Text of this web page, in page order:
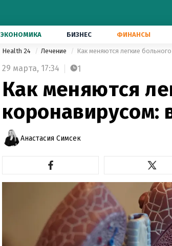
ЭКОНОМИКА БИЗНЕС ФИНАНСЫ
Health 24 Лечение Как меняются легкие
29 марта, 17:34 1
Как меняются
коронавирусом:
Анастасия Симсек